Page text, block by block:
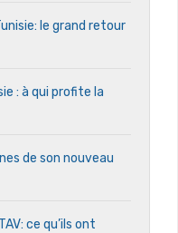
le grand retour
: à qui profite la
de son nouveau
ce qu’ils ont